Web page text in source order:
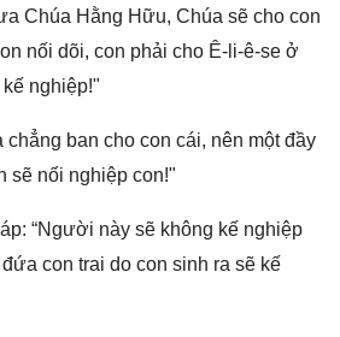
Chúa Hằng Hữu, Chúa sẽ cho con
nối dõi, con phải cho Ê-li-ê-se ở
nghiệp!"
chẳng ban cho con cái, nên một đầy
sẽ nối nghiệp con!"
“Người này sẽ không kế nghiệp
con trai do con sinh ra sẽ kế